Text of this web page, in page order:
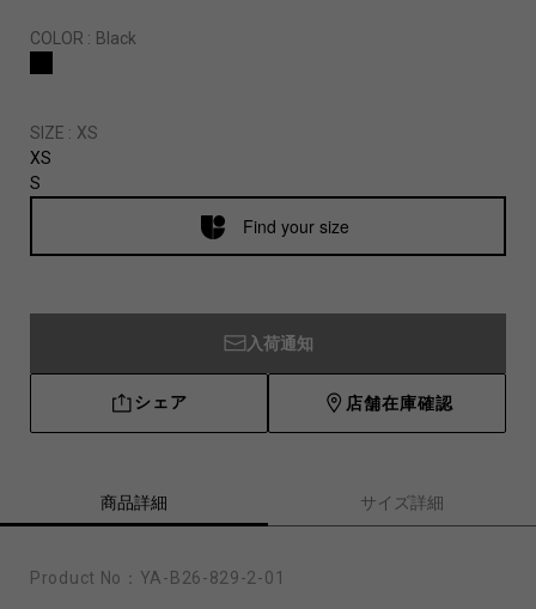
COLOR : Black
SIZE : XS
XS
S
Find your size
入荷通知
シェア 店舗在庫確認
商品詳細 サイズ詳細
Product No： YA-B26-829-2-01